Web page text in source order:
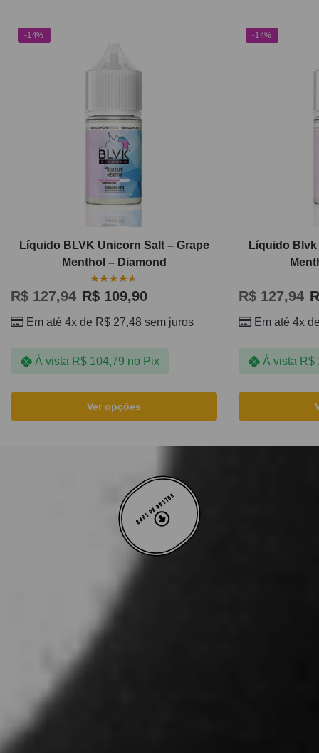
-14%
Líquido BLVK Unicorn Salt – Grape
Menthol – Diamond
R$127,94 R$ 109,90
Em até 4x de R$ 27,48 sem juros
À vista R$104,79 no Pix
Ver opções
-14%
Líquido
R$127,94
Em até 4x
À vista R$
VOLTAR AO TOPO